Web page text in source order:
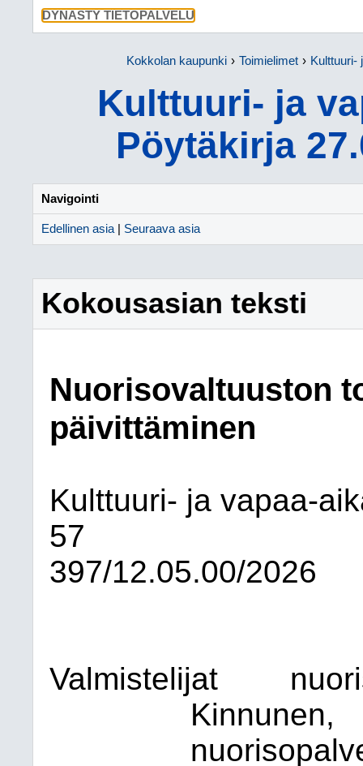
DYNASTY TIETOPALVELU
Kokkolan kaupunki Toimielimet Kulttuuri-
Kulttuuri- ja
Pöytäkirja
Navigointi
Edellinen asia Seuraava asia
Kokousasian teksti
Nuorisovaltuuston
päivittäminen
Kulttuuri- ja vapaa-
57
397/12.05.00/2026
Valmistelijat
Kinnunen,